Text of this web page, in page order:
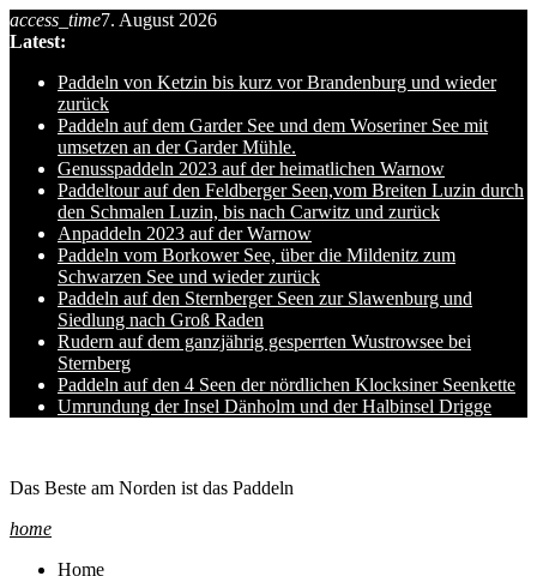
Skip
to
content
access_time7. August 2026
Latest:
Paddeln von Ketzin bis kurz vor Brandenburg und wieder
zurück
Paddeln auf dem Garder See und dem Woseriner See mit
umsetzen an der Garder Mühle.
Genusspaddeln 2023 auf der heimatlichen Warnow
Paddeltour auf den Feldberger Seen,vom Breiten Luzin durch
den Schmalen Luzin, bis nach Carwitz und zurück
Anpaddeln 2023 auf der Warnow
Paddeln vom Borkower See, über die Mildenitz zum
Schwarzen See und wieder zurück
Paddeln auf den Sternberger Seen zur Slawenburg und
Siedlung nach Groß Raden
Rudern auf dem ganzjährig gesperrten Wustrowsee bei
Sternberg
Paddeln auf den 4 Seen der nördlichen Klocksiner Seenkette
Umrundung der Insel Dänholm und der Halbinsel Drigge
Das Beste am Norden ist das Paddeln
home
Home